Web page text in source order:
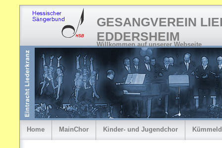
GESANGVEREIN
EDDERSHEIM
Willkommen auf unserer Webseite
Home MainChor Kinder- und Jugendchor